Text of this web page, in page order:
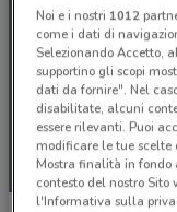
Noi e i nostri 1012
come i dati di
Selezionando Accetto,
supportino gli scopi
dati da fornire". Nel
disabilitate, alcuni
essere rilevanti. Puoi
modificare le tue scelte
Mostra finalità in fondo
contesto del nostro
l'Informativa sulla